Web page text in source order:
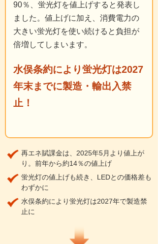
90％、蛍光灯を値上げすると発表し
ました。値上げに加え、消費電力の
大きい蛍光灯を使い続けると負担が
倍増してしまいます。
水俣条約により蛍光灯は2027
年末までに製造・輸出入禁
止！
再エネ賦課金は、2025年5月より値上が
り。前年から約14％の値上げ
蛍光灯の値上げも続き、LEDとの価格差も
わずかに
水俣条約により蛍光灯は2027年で製造禁
止に